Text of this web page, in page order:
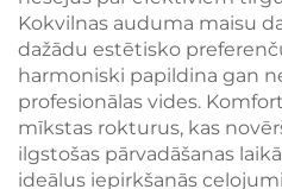
Kokvilnas auduma maisu
dažādu estētisko
harmoniski papildina gan
profesionālas vides.
mīkstas rokturus, kas
ilgstošas pārvadāšanas
ideālus iepirkšanās